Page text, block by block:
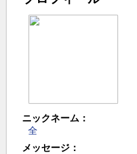
ニックネーム：
全
メッセージ：